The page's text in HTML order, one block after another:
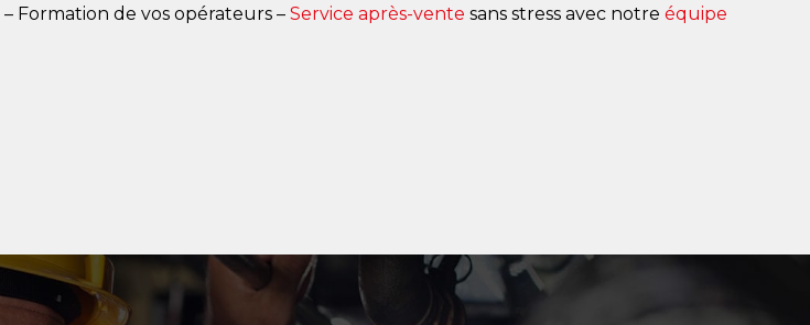
– Formation de vos opérateurs – Service après-vente sans stress avec notre équipe